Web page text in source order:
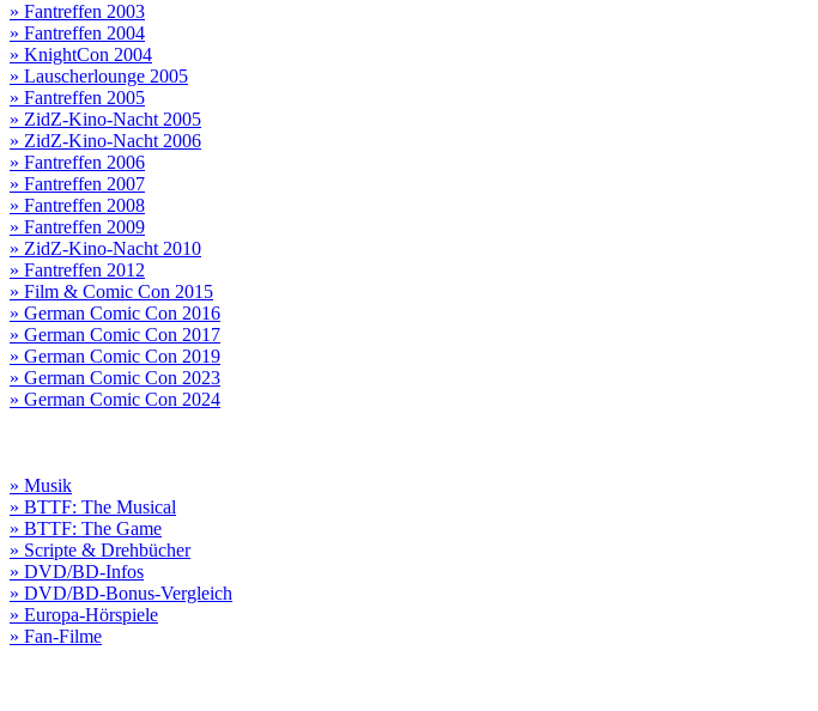
» Fantreffen 2003
» Fantreffen 2004
» KnightCon 2004
» Lauscherlounge 2005
» Fantreffen 2005
» ZidZ-Kino-Nacht 2005
» ZidZ-Kino-Nacht 2006
» Fantreffen 2006
» Fantreffen 2007
» Fantreffen 2008
» Fantreffen 2009
» ZidZ-Kino-Nacht 2010
» Fantreffen 2012
» Film & Comic Con 2015
» German Comic Con 2016
» German Comic Con 2017
» German Comic Con 2019
» German Comic Con 2023
» German Comic Con 2024
» Musik
» BTTF: The Musical
» BTTF: The Game
» Scripte & Drehbücher
» DVD/BD-Infos
» DVD/BD-Bonus-Vergleich
» Europa-Hörspiele
» Fan-Filme